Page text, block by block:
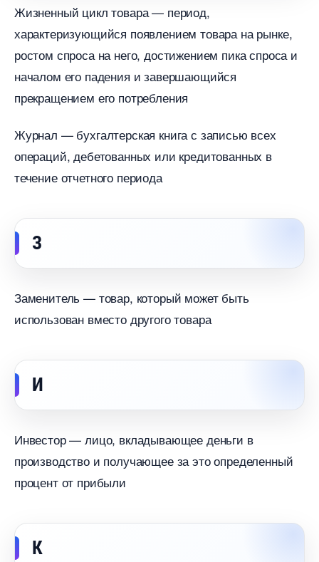
Жизненный цикл товара — период,
характеризующийся появлением товара на рынке,
ростом спроса на него, достижением пика спроса и
началом его падения и завершающийся
прекращением его потребления
Журнал — бухгалтерская книга с записью всех
операций, дебетованных или кредитованных
течение отчетного периода
З
Заменитель — товар, который может быть
использован вместо другого товара
И
Инвестор — лицо, вкладывающее деньги
производство и получающее за это определенный
процент от прибыли
К